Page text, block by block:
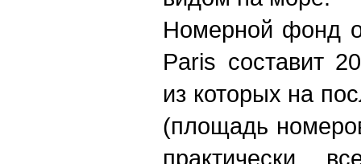
Номерной фонд
Paris составит
из которых на
(площадь
практически